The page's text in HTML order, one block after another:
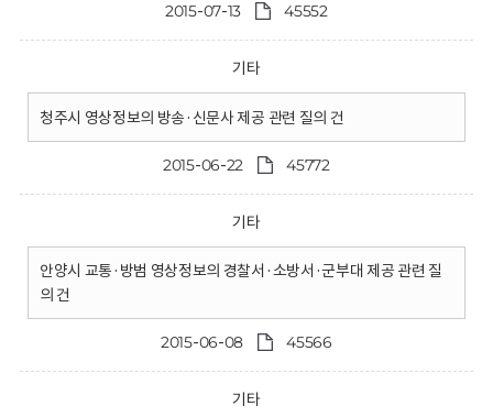
2015-07-13 45552
기타
청주시 영상정보의 방송·신문사 제공 관련 질의 건
2015-06-22 45772
기타
안양시 교통·방범 영상정보의 경찰서·소방서·군부대 제공 관련 질
의 건
2015-06-08 45566
기타